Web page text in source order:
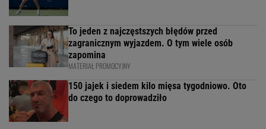
To jeden z najczęstszych błędów przed
zagranicznym wyjazdem. O tym wiele osób
zapomina
MATERIAŁ PROMOCYJNY
150 jajek i siedem kilo mięsa tygodniowo. Oto
do czego to doprowadziło